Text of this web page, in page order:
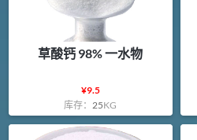
草酸钙 98% 一水物
¥9.5
库存： 25KG